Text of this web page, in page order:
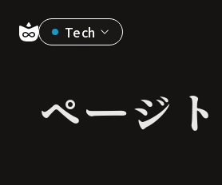
Tech
ページ